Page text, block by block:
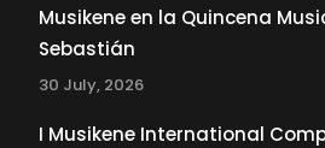
Musikene en la Quincena
Sebastián
30 July, 2026
I Musikene International